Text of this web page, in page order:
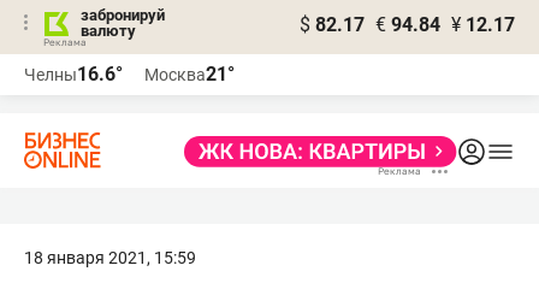
забронируй
валюту
$ 82.17 € 94.84 ¥ 12.17
Челны16.6° Москва21°
18 января 2021, 15:59